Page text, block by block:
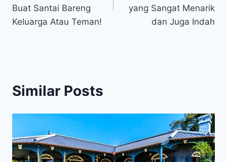
Buat Santai Bareng
Keluarga Atau Teman!
yang Sangat Menarik
dan Juga Indah
Similar Posts